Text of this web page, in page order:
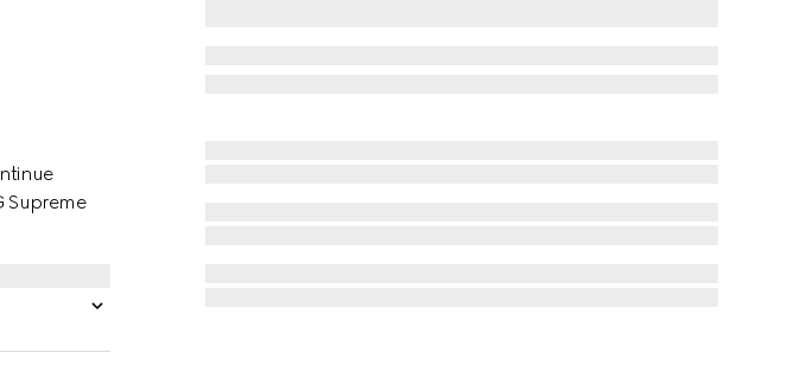
Supreme